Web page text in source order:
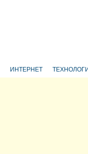
ИНТЕРНЕТ